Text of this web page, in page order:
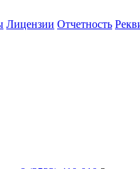
Лицензии Отчетность